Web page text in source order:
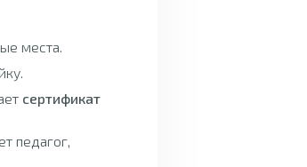
места.
сертификат
педагог,